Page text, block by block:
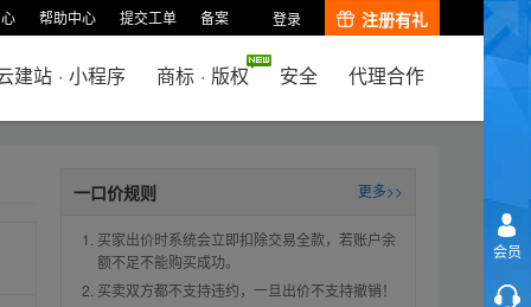
帮助中心 提交工单 备案 登录 注册有礼
建站 · 小程序 商标 · 版权 安全 代理合作
一口价规则 更多>>
买家出价时系统会立即扣除交易全款，若账户余
额不足不能购买成功。
买卖双方都不支持违约，一旦出价不支持撤销！
会员